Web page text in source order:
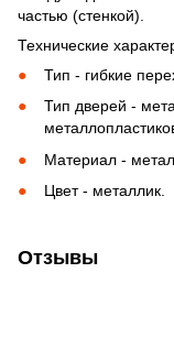
частью (стенкой).
Технические
Тип - гибкие
Тип дверей -
Материал -
Цвет - металлик.
Отзывы